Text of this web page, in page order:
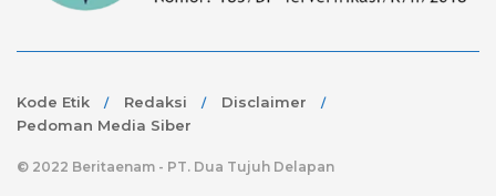
Kode Etik Redaksi
Disclaimer
Pedoman Media Siber
© 2022 Beritaenam - PT. Dua Tujuh Delapan